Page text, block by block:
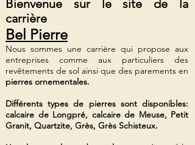
Bienvenue sur le site de la
carrière
Bel Pierre
Nous sommes une carrière qui propose aux
entreprises comme aux particuliers des
revêtements de sol ainsi que des parements en
pierres ornementales.
Différents types de pierres sont disponibles:
calcaire de Longpré, calcaire de Meuse, Petit
Granit, Quartzite, Grès, Grès Schisteux.